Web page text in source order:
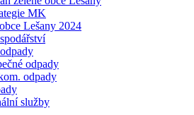
MK
Lešany 2024
odpady
odpady
služby